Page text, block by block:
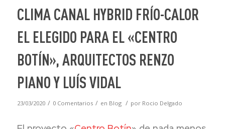
CLIMA CANAL HYBRID FRÍO-CALOR
EL ELEGIDO PARA EL «CENTRO
BOTÍN», ARQUITECTOS RENZO
PIANO Y LUÍS VIDAL
23/03/2020 / 0 Comentarios / en Blog / por Rocio Delgado